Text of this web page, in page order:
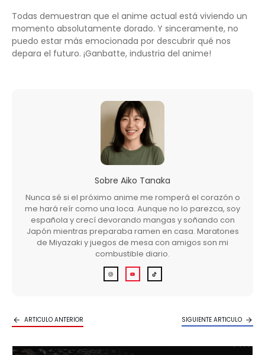
Todas demuestran que el anime actual está viviendo un
momento absolutamente dorado. Y sinceramente, no
puedo estar más emocionada por descubrir qué nos
depara el futuro. ¡Ganbatte, industria del anime!
Sobre Aiko Tanaka
Nunca sé si el próximo anime me romperá el corazón o
me hará reír como una loca. Aunque no lo parezca, soy
española y crecí devorando mangas y soñando con
Japón mientras preparaba ramen en casa. Maratones
de Miyazaki y juegos de mesa con amigos son mi
combustible diario.
ARTICULO ANTERIOR SIGUIENTE ARTICULO